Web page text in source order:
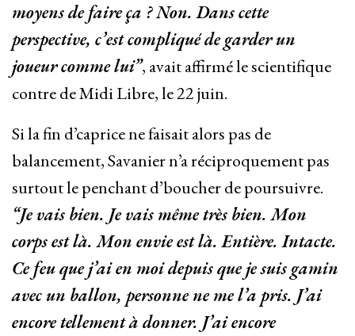
moyens de faire ça ? Non. Dans cette
perspective, c’est compliqué de garder un
joueur comme lui”, avait affirmé le scientifique
contre de Midi Libre, le 22 juin.
Si la fin d’caprice ne faisait alors pas de
balancement, Savanier n’a réciproquement pas
surtout le penchant d’boucher de poursuivre.
“Je vais bien. Je vais même très bien. Mon
corps est là. Mon envie est là. Entière. Intacte.
Ce feu que j’ai en moi depuis que je suis gamin
avec un ballon, personne ne me l’a pris. J’ai
encore tellement à donner. J’ai encore